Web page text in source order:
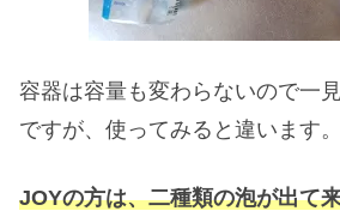
容器は容量も変わらないので一
ですが、使ってみると違います。
JOYの方は、二種類の泡が出て